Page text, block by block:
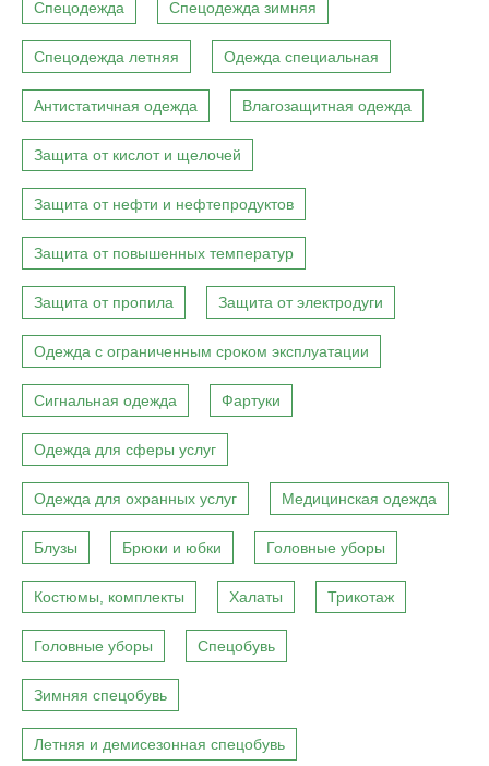
Спецодежда Спецодежда зимняя
Спецодежда летняя Одежда специальная
Антистатичная одежда Влагозащитная одежда
Защита от кислот и щелочей
Защита от нефти и нефтепродуктов
Защита от повышенных температур
Защита от пропила Защита от электродуги
Одежда с ограниченным сроком эксплуатации
Сигнальная одежда Фартуки
Одежда для сферы услуг
Одежда для охранных услуг Медицинская одежда
Блузы Брюки и юбки Головные уборы
Костюмы, комплекты Халаты Трикотаж
Головные уборы Спецобувь
Зимняя спецобувь
Летняя и демисезонная спецобувь